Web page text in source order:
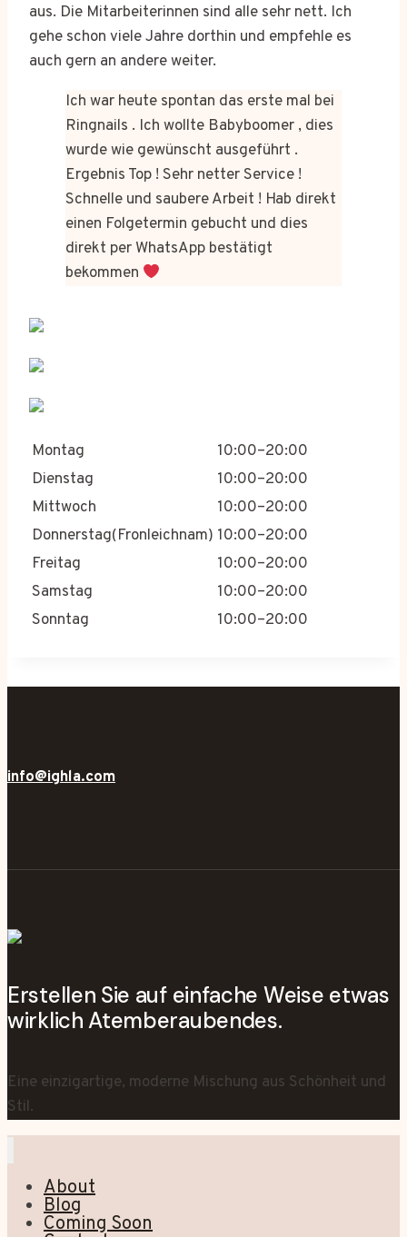
aus. Die Mitarbeiterinnen sind alle sehr nett. Ich
gehe schon viele Jahre dorthin und empfehle es
auch gern an andere weiter.
Ich war heute spontan das erste mal bei
Ringnails . Ich wollte Babyboomer , dies
wurde wie gewünscht ausgeführt .
Ergebnis Top ! Sehr netter Service !
Schnelle und saubere Arbeit ! Hab direkt
einen Folgetermin gebucht und dies
direkt per WhatsApp bestätigt
bekommen
Montag
10:00–20:00
Dienstag
10:00–20:00
Mittwoch
10:00–20:00
Donnerstag(Fronleichnam) 10:00–20:00
Freitag
10:00–20:00
Samstag
10:00–20:00
Sonntag
10:00–20:00
info@ighla.com
Erstellen Sie auf einfache Weise etwas
wirklich Atemberaubendes.
Eine einzigartige, moderne Mischung aus Schönheit und
Stil.
About
Blog
Coming Soon